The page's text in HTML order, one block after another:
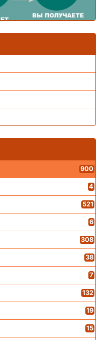
900
4
521
6
308
38
7
132
19
15